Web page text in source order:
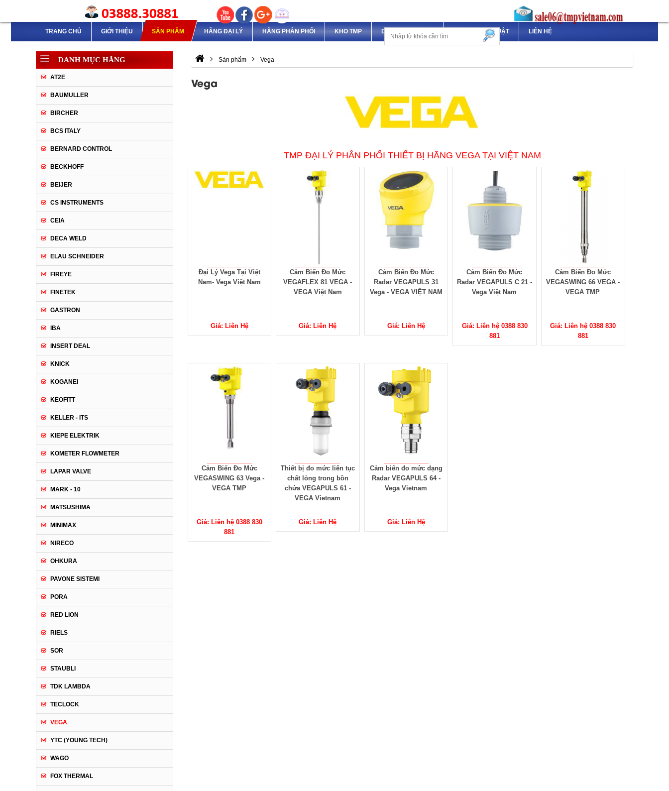
TRANG CHỦ GIỚI THIỆU SẢN PHẨM HÃNG ĐẠI LÝ HÃNG PHÂN PHỐI KHO TMP DỊCH VỤ & DỰ ÁN TÀI LIỆU KỸ THUẬT LIÊN HỆ
Sản phẩm Vega
Vega
TMP ĐẠI LÝ PHÂN PHỐI THIẾT BỊ HÃNG VEGA TẠI VIỆT NAM
Đại Lý Vega Tại Việt
Nam- Vega Việt Nam
Giá: Liên Hệ
Cảm Biến Đo Mức
VEGAFLEX 81 VEGA -
VEGA Việt Nam
Giá: Liên Hệ
Cảm Biến Đo Mức
Radar VEGAPULS 31
Vega - VEGA VIỆT NAM
Giá: Liên Hệ
Cảm Biến Đo Mức
Radar VEGAPULS C 21 -
Vega Việt Nam
Giá: Liên hệ 0388 830
881
Cảm Biến Đo Mức
VEGASWING 66 VEGA -
VEGA TMP
Giá: Liên hệ 0388 830
881
Cảm Biến Đo Mức
VEGASWING 63 Vega -
VEGA TMP
Giá: Liên hệ 0388 830
881
Thiết bị đo mức liên tục
chất lỏng trong bồn
chứa VEGAPULS 61 -
VEGA Vietnam
Giá: Liên Hệ
Cảm biến đo mức dạng
Radar VEGAPULS 64 -
Vega Vietnam
Giá: Liên Hệ
DANH MỤC HÃNG
AT2E
BAUMULLER
BIRCHER
BCS ITALY
BERNARD CONTROL
BECKHOFF
BEIJER
CS INSTRUMENTS
CEIA
DECA WELD
ELAU SCHNEIDER
FIREYE
FINETEK
GASTRON
IBA
INSERT DEAL
KNICK
KOGANEI
KEOFITT
KELLER - ITS
KIEPE ELEKTRIK
KOMETER FLOWMETER
LAPAR VALVE
MARK - 10
MATSUSHIMA
MINIMAX
NIRECO
OHKURA
PAVONE SISTEMI
PORA
RED LION
RIELS
SOR
STAUBLI
TDK LAMBDA
TECLOCK
VEGA
YTC (YOUNG TECH)
WAGO
FOX THERMAL